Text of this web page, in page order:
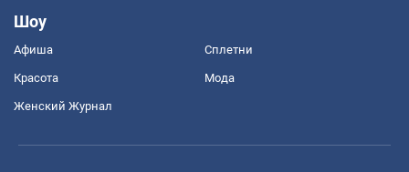
Шоу
Афиша Сплетни
Красота Мода
Женский Журнал